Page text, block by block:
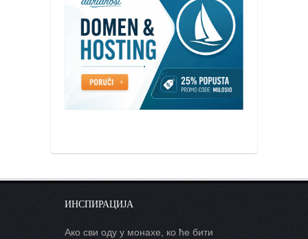
ИНСПИРАЦИЈА
Ако сви оду у монахе, ко ће бити